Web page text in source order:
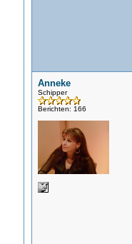
Anneke
Schipper
Berichten: 166